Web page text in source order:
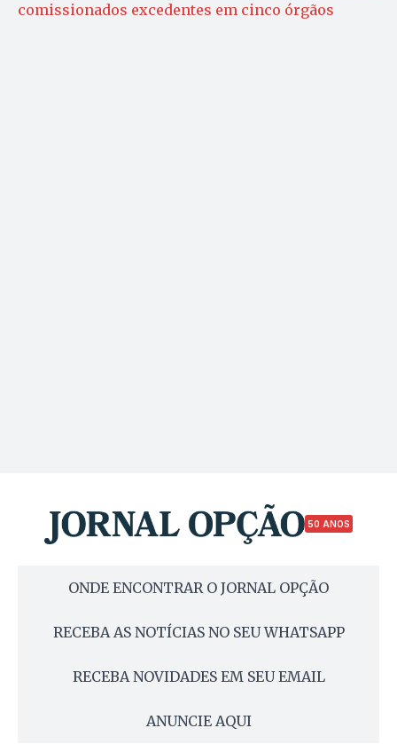
comissionados excedentes em cinco órgãos
50 ANOS
ONDE ENCONTRAR O JORNAL OPÇÃO
RECEBA AS NOTÍCIAS NO SEU WHATSAPP
RECEBA NOVIDADES EM SEU EMAIL
ANUNCIE AQUI